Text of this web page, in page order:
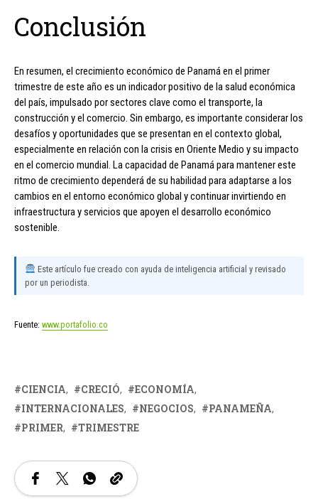
Conclusión
En resumen, el crecimiento económico de Panamá en el primer
trimestre de este año es un indicador positivo de la salud económica
del país, impulsado por sectores clave como el transporte, la
construcción y el comercio. Sin embargo, es importante considerar los
desafíos y oportunidades que se presentan en el contexto global,
especialmente en relación con la crisis en Oriente Medio y su impacto
en el comercio mundial. La capacidad de Panamá para mantener este
ritmo de crecimiento dependerá de su habilidad para adaptarse a los
cambios en el entorno económico global y continuar invirtiendo en
infraestructura y servicios que apoyen el desarrollo económico
sostenible.
Este artículo fue creado con ayuda de inteligencia artificial y revisado
por un periodista.
Fuente: www.portafolio.co
CIENCIA CRECIÓ
ECONOMÍA
INTERNACIONALES
NEGOCIOS
PANAMEÑA
PRIMER
TRIMESTRE